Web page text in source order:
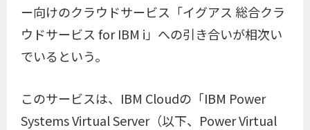
ー向けのクラウドサービス「イグアス 総合クラ
ウドサービス for IBM i」への引き合いが相次い
でいるという。
このサービスは、IBM Cloudの「IBM Power
Systems Virtual Server（以下、Power Virtual